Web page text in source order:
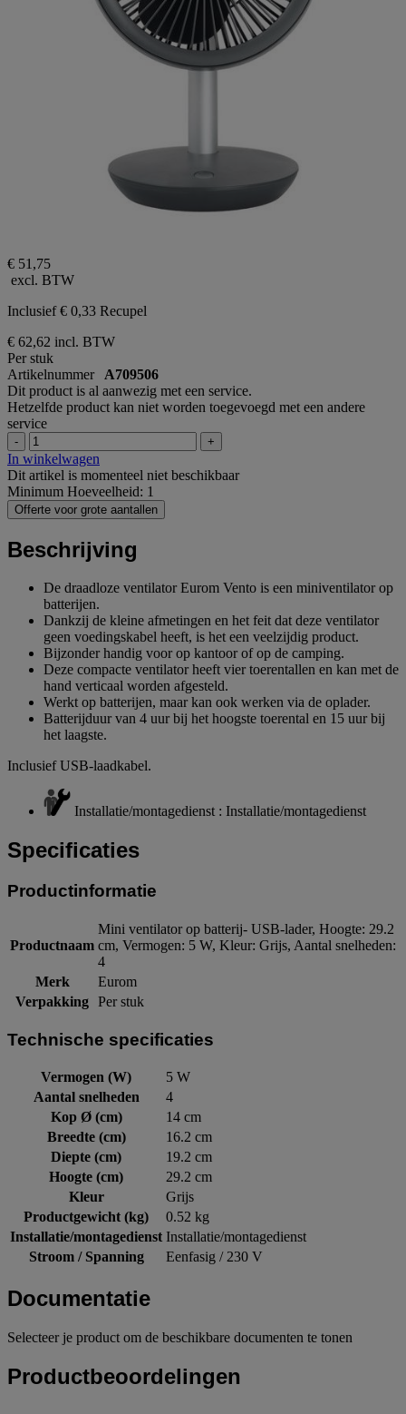
€ 51,75
excl. BTW
Inclusief € 0,33 Recupel
€ 62,62 incl. BTW
Per stuk
Artikelnummer A709506
Dit product is al aanwezig met een service.
Hetzelfde product kan niet worden toegevoegd met een andere
service
- +
In winkelwagen
Dit artikel is momenteel niet beschikbaar
Minimum Hoeveelheid: 1
Offerte voor grote aantallen
Beschrijving
De draadloze ventilator Eurom Vento is een miniventilator op
batterijen.
Dankzij de kleine afmetingen en het feit dat deze ventilator
geen voedingskabel heeft, is het een veelzijdig product.
Bijzonder handig voor op kantoor of op de camping.
Deze compacte ventilator heeft vier toerentallen en kan met de
hand verticaal worden afgesteld.
Werkt op batterijen, maar kan ook werken via de oplader.
Batterijduur van 4 uur bij het hoogste toerental en 15 uur bij
het laagste.
Inclusief USB-laadkabel.
Installatie/montagedienst : Installatie/montagedienst
Specificaties
Productinformatie
Productnaam
Mini ventilator op batterij- USB-lader, Hoogte: 29.2
cm, Vermogen: 5 W, Kleur: Grijs, Aantal snelheden:
4
Merk
Eurom
Verpakking Per stuk
Technische specificaties
Vermogen (W)
5 W
Aantal snelheden
4
Kop Ø (cm)
14 cm
Breedte (cm)
16.2 cm
Diepte (cm)
19.2 cm
Hoogte (cm)
29.2 cm
Kleur
Grijs
Productgewicht (kg)
0.52 kg
Installatie/montagedienst Installatie/montagedienst
Stroom / Spanning
Eenfasig / 230 V
Documentatie
Selecteer je product om de beschikbare documenten te tonen
Productbeoordelingen